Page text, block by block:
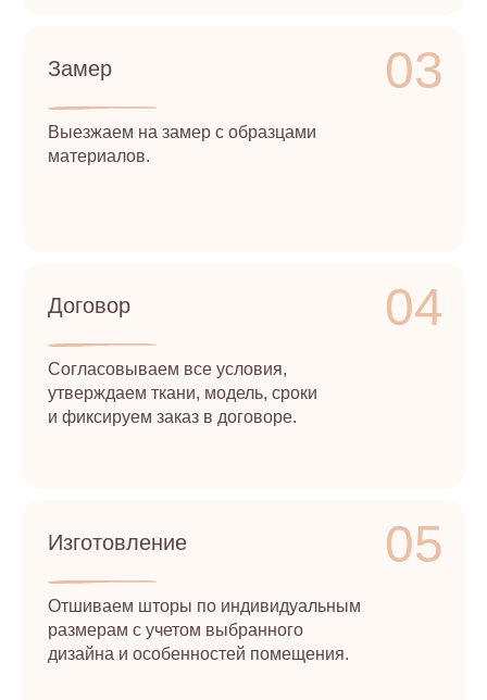
Замер 03
Выезжаем на замер с образцами
материалов.
Договор 04
Согласовываем все условия,
утверждаем ткани, модель, сроки
и фиксируем заказ в договоре.
Изготовление 05
Отшиваем шторы по индивидуальным
размерам с учетом выбранного
дизайна и особенностей помещения.